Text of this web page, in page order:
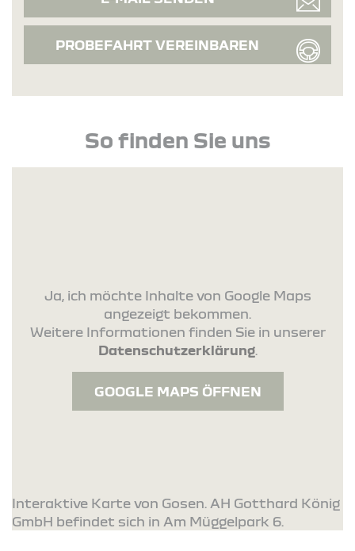
PROBEFAHRT VEREINBAREN
So finden Sie uns
Ja, ich möchte Inhalte von Google Maps
angezeigt bekommen.
Weitere Informationen finden Sie in unserer
Datenschutzerklärung.
GOOGLE MAPS ÖFFNEN
Interaktive Karte von Gosen. AH Gotthard König
GmbH befindet sich in Am Müggelpark 6.